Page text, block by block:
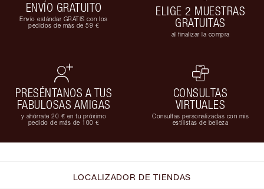
ENVÍO GRATUITO
Envío estándar GRATIS con los
pedidos de más de 59 €
ELIGE 2 MUESTRAS
GRATUITAS
al finalizar la compra
PRESÉNTANOS A TUS
FABULOSAS AMIGAS
y ahórrate 20 € en tu próximo
pedido de más de 100 €
CONSULTAS
VIRTUALES
Consultas personalizadas con mis
estilistas de belleza
LOCALIZADOR DE TIENDAS